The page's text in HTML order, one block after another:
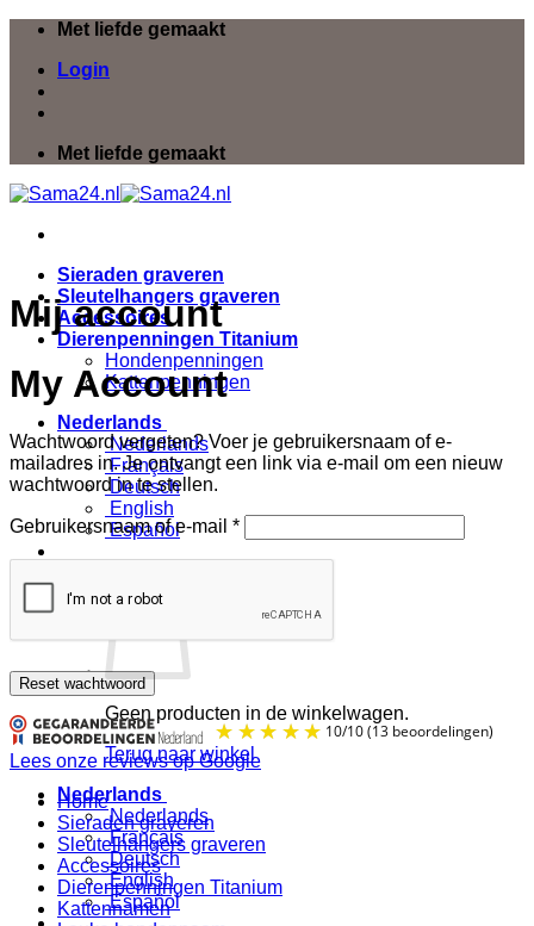
inhoud
Met liefde gemaakt
Login
Met liefde gemaakt
Sieraden graveren
Sleutelhangers graveren
Accessoires
Dierenpenningen Titanium
Hondenpenningen
Kattenpenningen
Nederlands
Nederlands
Français
Deutsch
English
Español
Geen producten in de winkelwagen.
Terug naar winkel
Nederlands
Nederlands
Français
Deutsch
English
Español
Mij account
My Account
Wachtwoord vergeten? Voer je gebruikersnaam of e-
mailadres in. Je ontvangt een link via e-mail om een nieuw
wachtwoord in te stellen.
Gebruikersnaam of e-mail *Vereist
Reset wachtwoord
Lees onze reviews op Google
Home
Sieraden graveren
Sleutelhangers graveren
Accessoires
Dierenpenningen Titanium
Kattennamen